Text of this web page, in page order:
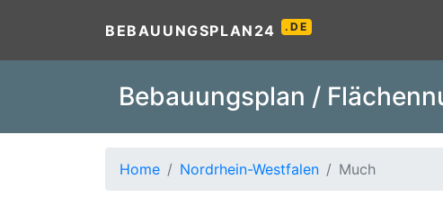
BEBAUUNGSPLAN24 .DE
Bebauungsplan /
Home Nordrhein-Westfalen Much